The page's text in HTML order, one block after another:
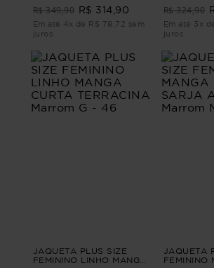
R$ 349,90 R$ 314,90
Em até 4x de R$ 78,72 sem
juros
R$ 324,90
Em até 3x
juros
JAQUETA PLUS SIZE
FEMININO LINHO MANGA
JAQUETA
FEMININO